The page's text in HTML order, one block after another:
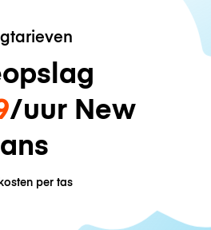
/uur New
per tas